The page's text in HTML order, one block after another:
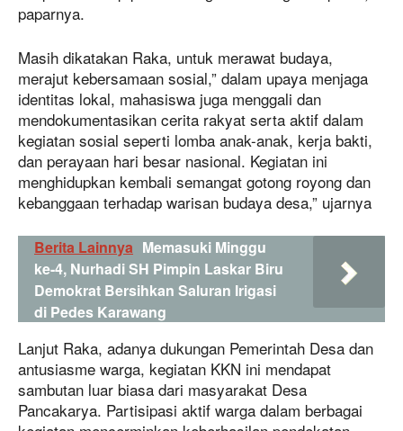
paparnya.
Masih dikatakan Raka, untuk merawat budaya,
merajut kebersamaan sosial,” dalam upaya menjaga
identitas lokal, mahasiswa juga menggali dan
mendokumentasikan cerita rakyat serta aktif dalam
kegiatan sosial seperti lomba anak-anak, kerja bakti,
dan perayaan hari besar nasional. Kegiatan ini
menghidupkan kembali semangat gotong royong dan
kebanggaan terhadap warisan budaya desa,” ujarnya
Berita Lainnya Memasuki Minggu
ke-4, Nurhadi SH Pimpin Laskar Biru
Demokrat Bersihkan Saluran Irigasi
di Pedes Karawang
Lanjut Raka, adanya dukungan Pemerintah Desa dan
antusiasme warga, kegiatan KKN ini mendapat
sambutan luar biasa dari masyarakat Desa
Pancakarya. Partisipasi aktif warga dalam berbagai